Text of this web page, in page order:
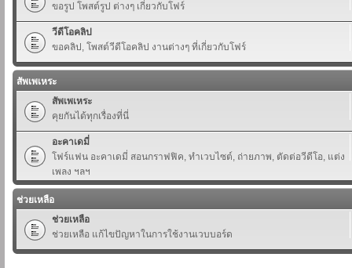
ขอรูป โพสต์รูป ต่างๆ เกี่ยวกับโฟร์
วีดีโอคลิป
ขอคลิป, โพสต์วีดีโอคลิป งานต่างๆ ที่เกี่ยวกับโฟร์
สัพเพเหระ
สัพเพเหระ
คุยกันได้ทุกเรื่องที่นี่
อะคาเดมี่
โฟร์แฟน อะคาเดมี่ สอนกราฟฟิค, ทำเวบไซต์, ถ่ายภาพ, ตัดต่อวีดีโอ, แต่ง
เพลง ฯลฯ
ช่วยเหลือ
ช่วยเหลือ
ช่วยเหลือ แก้ไขปัญหาในการใช้งานเวบบอร์ด